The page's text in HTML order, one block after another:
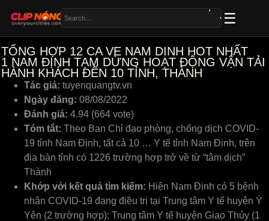
TỔNG HỢP 12 CA VE NAM DINH HOT NHẤT
1 NAM ĐỊNH TẠM DỪNG HOẠT ĐỘNG VẬN TẢI
HÀNH KHÁCH ĐẾN 10 TỈNH, THÀNH
Tác giả: tuyenquangtv.vn
Ngày đăng: 08/08/2022
Đánh giá: 4.94 (664 vote)
Tóm tắt: Theo Ban Chỉ đạo phòng, chống dịch COVID-
19 tỉnh Nam Định, tất cả 10 … Y tế tỉnh Nam Định, trên
địa bàn tỉnh có 1226 trường hợp trở về từ “tâm dịch”
Thành
Khớp với kết quả tìm kiếm: Hiện Nam Định có 5 bệnh
nhân COVID-19 đang điều trị tại Trung tâm Y tế huyện Ý
Yên (2 trường hợp); Trung tâm Y tế huyện Giao Thủy (1